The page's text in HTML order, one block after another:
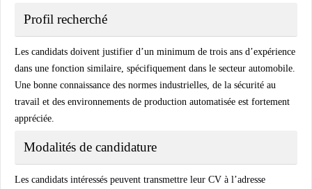
Profil recherché
Les candidats doivent justifier d’un minimum de trois ans d’expérience
dans une fonction similaire, spécifiquement dans le secteur automobile.
Une bonne connaissance des normes industrielles, de la sécurité au
travail et des environnements de production automatisée est fortement
appréciée.
Modalités de candidature
Les candidats intéressés peuvent transmettre leur CV à l’adresse